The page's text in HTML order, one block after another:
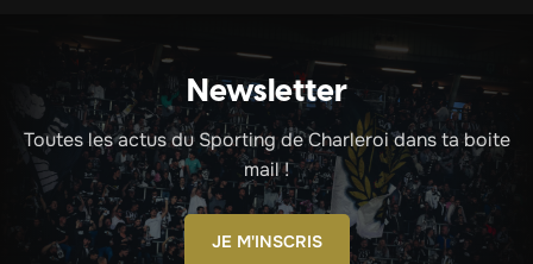
Newsletter
Toutes les actus du Sporting de Charleroi dans ta boite
mail !
JE M'INSCRIS